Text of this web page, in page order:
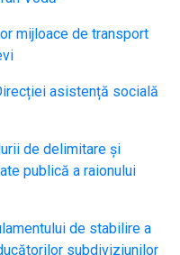
mijloace de transport
asistență socială
de delimitare și
publică a raionului
de stabilire a
subdiviziunilor